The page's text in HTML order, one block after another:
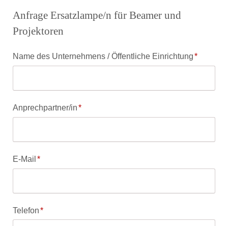
Anfrage Ersatzlampe/n für Beamer und
Projektoren
Pflichtfeld
Name des Unternehmens / Öffentliche Einrichtung*
Pflichtfeld
Anprechpartner/in*
Pflichtfeld
E-Mail*
Pflichtfeld
Telefon*